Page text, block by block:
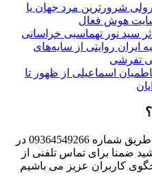
شرورترین مرد جهان یا
سایت هوش فعال
سید نور تهماسبی خراسانی
ایران روایتی از سایه‌های
تفرشی
اسماعیلی از ظهور تا
شما برای ارتباط با ما می توانید از طریق شماره 09364549266 در
ضمنا برای تماس تلفنی از